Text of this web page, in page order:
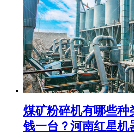
煤矿粉碎机有哪些种
钱一台？河南红星机